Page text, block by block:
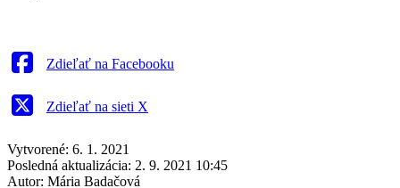
Zdieľať na Facebooku
Zdieľať na sieti X
Vytvorené: 6. 1. 2021
Posledná aktualizácia: 2. 9. 2021 10:45
Autor: Mária Badačová